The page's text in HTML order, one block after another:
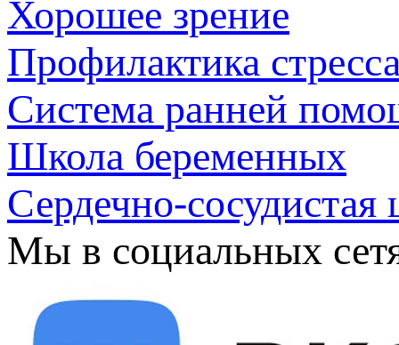
Хорошее зрение
Профилактика
Система ранней
Школа беременных
Сердечно-сосудистая
Мы в социальных